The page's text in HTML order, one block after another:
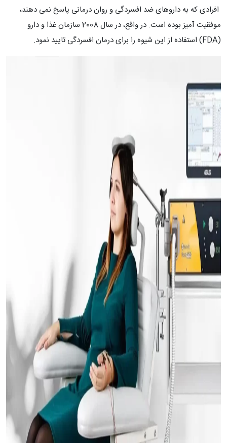
افرادی که به داروهای ضد افسردگی و روان درمانی پاسخ نمی دهند،
موفقیت آمیز بوده است. در واقع، در سال 2008 سازمان غذا و دارو
(FDA) استفاده از این شیوه را برای درمان افسردگی تایید نمود.